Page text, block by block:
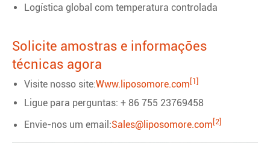
Logística global com temperatura controlada
Solicite amostras e informações
técnicas agora
Visite nosso site:Www.liposomore.com [1]
Ligue para perguntas: + 86 755 23769458
Envie-nos um email:Sales@liposomore.com [2]